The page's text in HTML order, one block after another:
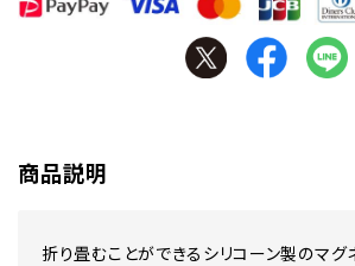
商品説明
折り畳むことができるシリコーン製のマグ